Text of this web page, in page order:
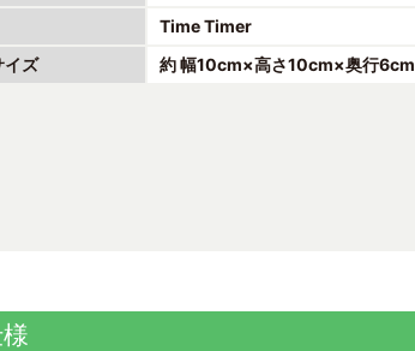
Time Timer
イズ
約 幅10cm×高さ10cm×奥行6cm